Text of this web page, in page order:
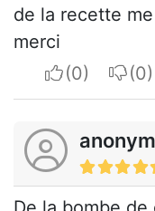
de la recette
merci
I apreciate
I